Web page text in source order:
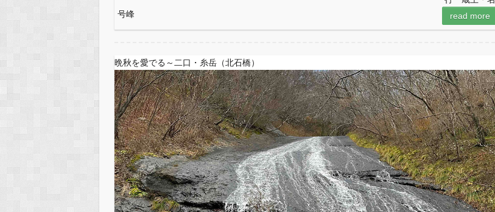
号峰
read more
晩秋を愛でる～二口・糸岳（北石橋）